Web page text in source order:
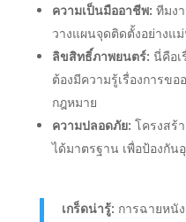
ความเป็นมืออาชีพ: ทีมง
วางแผนจุดติดตั้งอย่างแ
ลิขสิทธิ์ภาพยนตร์: นี่คือ
ต้องมีความรู้เรื่องการข
กฎหมาย
ความปลอดภัย: โครงสร้
ได้มาตรฐาน เพื่อป้องกัน
เกร็ดน่ารู้: การฉายหนั